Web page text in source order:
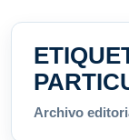
Archivo